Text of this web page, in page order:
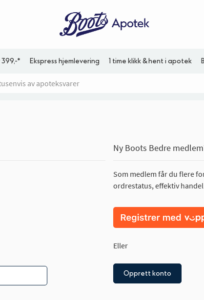
* Ekspress hjemlevering 1 time klikk & hent i apotek
Ny Boots Bedre
Som medlem får du flere
ordrestatus, effektiv
Eller
Opprett konto